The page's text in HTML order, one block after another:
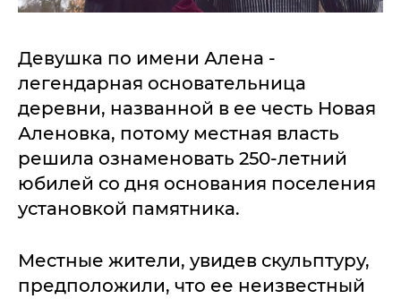
Девушка по имени Алена -
легендарная основательница
деревни, названной в ее честь Новая
Аленовка, потому местная власть
решила ознаменовать 250-летний
юбилей со дня основания поселения
установкой памятника.
Местные жители, увидев скульптуру,
предположили, что ее неизвестный